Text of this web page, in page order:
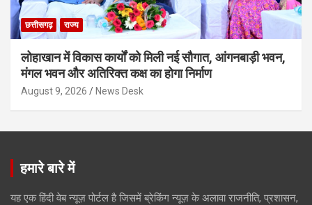
छत्तीसगढ़ राज्य
लोहाखान में विकास कार्यों को मिली नई सौगात, आंगनबाड़ी भवन,
मंगल भवन और अतिरिक्त कक्ष का होगा निर्माण
August 9, 2026 News Desk
हमारे बारे में
यह एक हिंदी वेब न्यूज़ पोर्टल है जिसमें ब्रेकिंग न्यूज़ के अलावा राजनीति, प्रशासन,